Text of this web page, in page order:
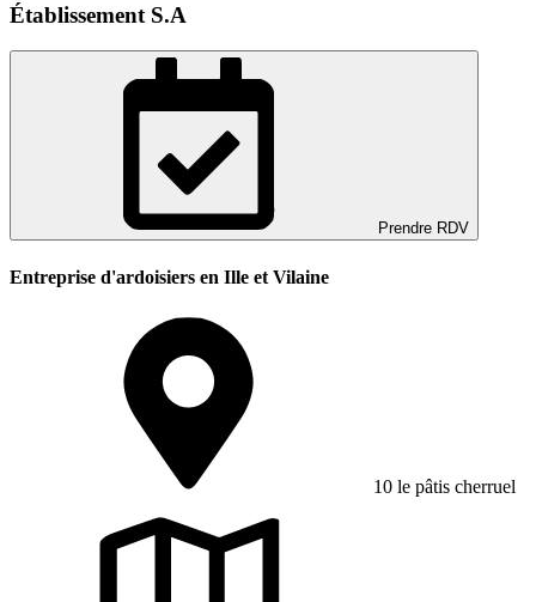
Établissement S.A
Prendre RDV
Entreprise d'ardoisiers en Ille et Vilaine
10 le pâtis cherruel